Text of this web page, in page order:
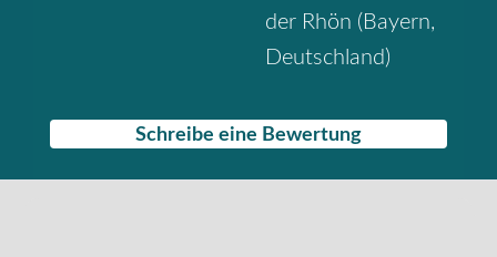
der Rhön ( Bayern,
Deutschland)
Schreibe eine Bewertung